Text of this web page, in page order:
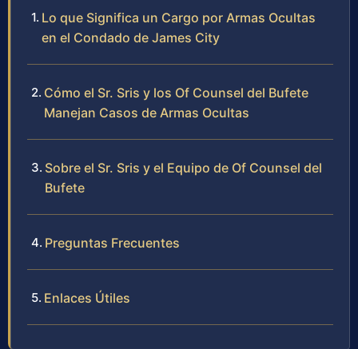
Lo que Significa un Cargo por Armas Ocultas
en el Condado de James City
Cómo el Sr. Sris y los Of Counsel del Bufete
Manejan Casos de Armas Ocultas
Sobre el Sr. Sris y el Equipo de Of Counsel del
Bufete
Preguntas Frecuentes
Enlaces Útiles